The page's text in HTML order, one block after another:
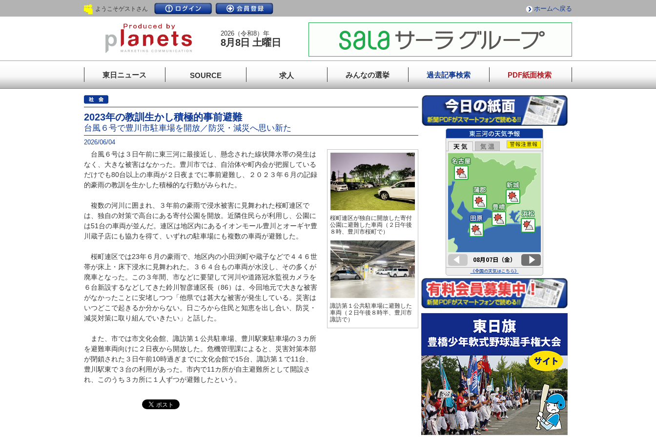
ようこそゲストさん ホームへ戻る
2026（令和8）年
8月8日 土曜日
東日ニュース SOURCE 求人 みんなの選挙 過去記事検索 PDF紙面検索
2023年の教訓生かし積極的事前避難
台風６号で豊川市駐車場を開放／防災・減災へ思い新た
2026/06/04
台風６号は３日午前に東三河に最接近し、懸念された線状降水帯の発生は
なく、大きな被害はなかった。豊川市では、自治体や町内会が把握している
だけでも80台以上の車両が２日夜までに事前避難し、２０２３年６月の記録
的豪雨の教訓を生かした積極的な行動がみられた。
複数の河川に囲まれ、３年前の豪雨で浸水被害に見舞われた桜町連区で
は、独自の対策で高台にある寄付公園を開放。近隣住民らが利用し、公園に
は51台の車両が並んだ。連区は地区内にあるイオンモール豊川とオーギヤ豊
川蔵子店にも協力を得て、いずれの駐車場にも複数の車両が避難した。
桜町連区では23年６月の豪雨で、地区内の小田渕町や蔵子などで４４６世
帯が床上・床下浸水に見舞われた。３６４台もの車両が水没し、その多くが
廃車となった。この３年間、市などに要望して河川や道路冠水監視カメラを
６台新設するなどしてきた鈴川智彦連区長（86）は、今回地元で大きな被害
がなかったことに安堵しつつ「他県では甚大な被害が発生している。災害は
いつどこで起きるか分からない。日ごろから住民と知恵を出し合い、防災・
減災対策に取り組んでいきたい」と話した。
また、市では市文化会館、諏訪第１公共駐車場、豊川駅東駐車場の３カ所
を避難車両向けに２日夜から開放した。危機管理課によると、災害対策本部
が閉鎖された３日午前10時過ぎまでに文化会館で15台、諏訪第１で11台、
豊川駅東で３台の利用があった。市内で11カ所が自主避難所として開設さ
れ、このうち３カ所に１人ずつが避難したという。
桜町連区が独自に開放した寄付
公園に避難した車両（２日午後
８時、豊川市桜町で）
諏訪第１公共駐車場に避難した
車両（２日午後８時半、豊川市
諏訪で）